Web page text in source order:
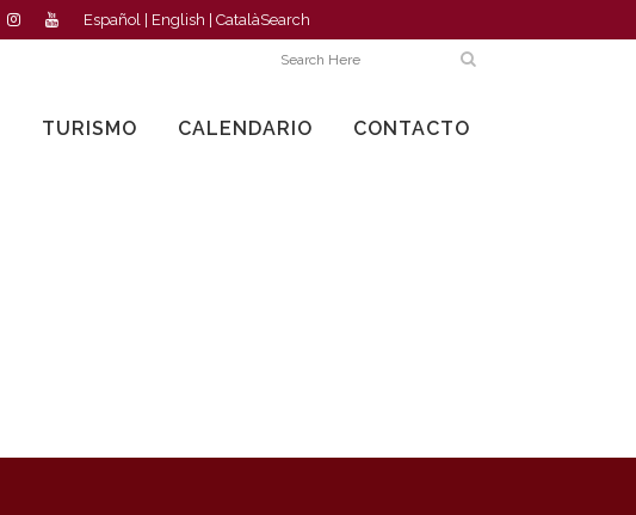
Español English CatalàSearch
TURISMO CALENDARIO CONTACTO